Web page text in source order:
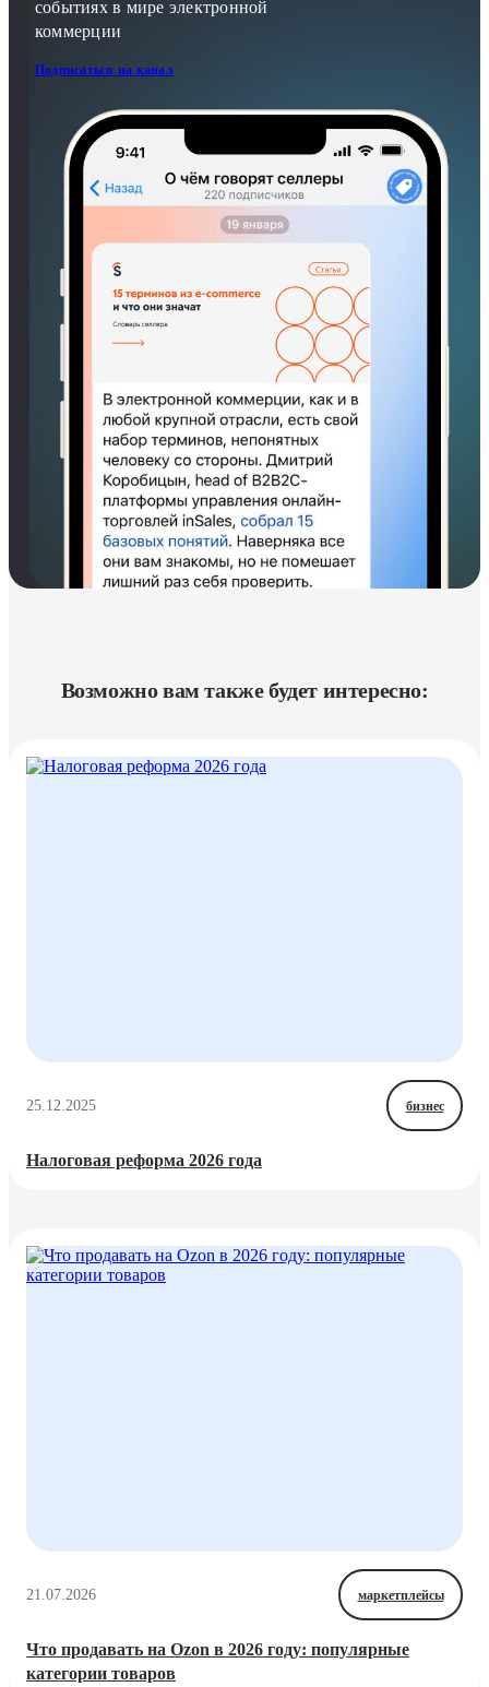
событиях в мире электронной
коммерции
Подписаться на канал
Возможно вам также будет интересно:
25.12.2025 бизнес
Налоговая реформа 2026 года
21.07.2026 маркетплейсы
Что продавать на Ozon в 2026 году: популярные
категории товаров